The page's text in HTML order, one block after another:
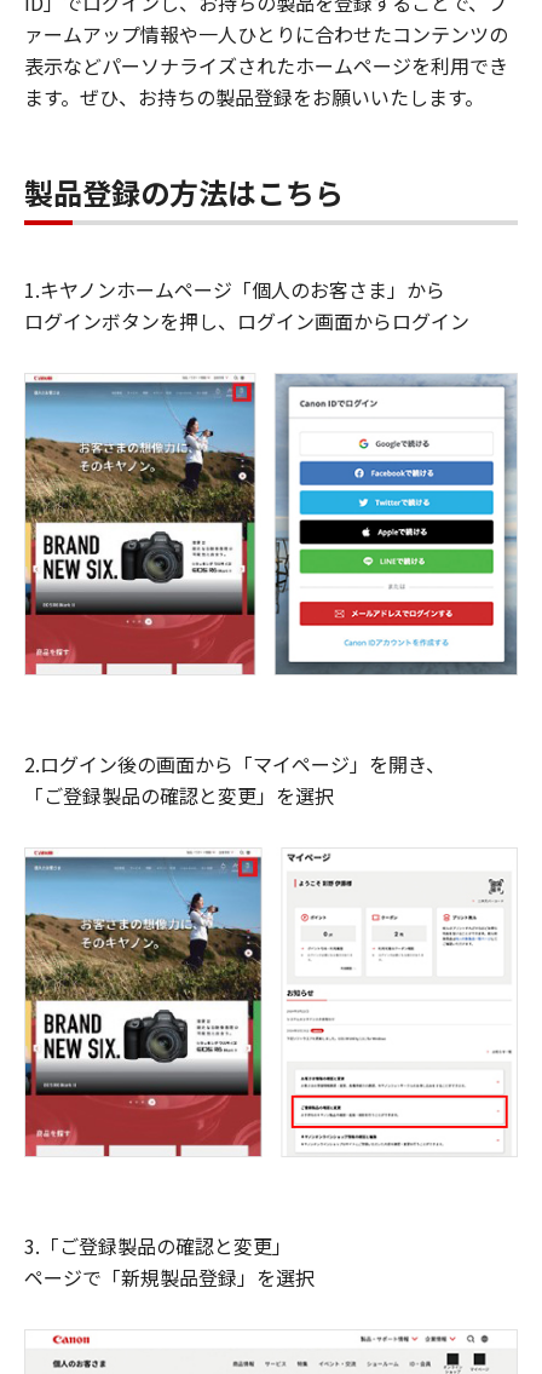
ァームアップ情報や一人ひとりに合わせたコンテンツの
表示などパーソナライズされたホームページを利用でき
ます。ぜひ、お持ちの製品登録をお願いいたします。
製品登録の方法はこちら
1.キヤノンホームページ「個人のお客さま」から
ログインボタンを押し、ログイン画面からログイン
2.ログイン後の画面から「マイページ」を開き、
「ご登録製品の確認と変更」を選択
3.「ご登録製品の確認と変更」
ページで「新規製品登録」を選択